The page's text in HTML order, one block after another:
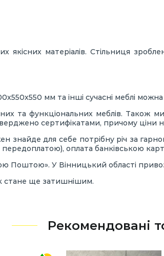
якісних матеріалів. Стільниця
мм та інші сучасні меблі
та функціональних меблів. Також
сертифікатами, причому ціни
знайде для себе потрібну річ за
передоплатою), оплата банківською
Поштою». У Вінницький області
стане ще затишнішим.
Рекомендовані